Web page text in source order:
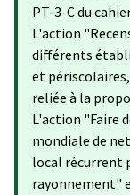
PT-3-C du
L'action
différents
et
reliée à la
L'action "Faire
mondiale de
local récurrent
rayonnement"